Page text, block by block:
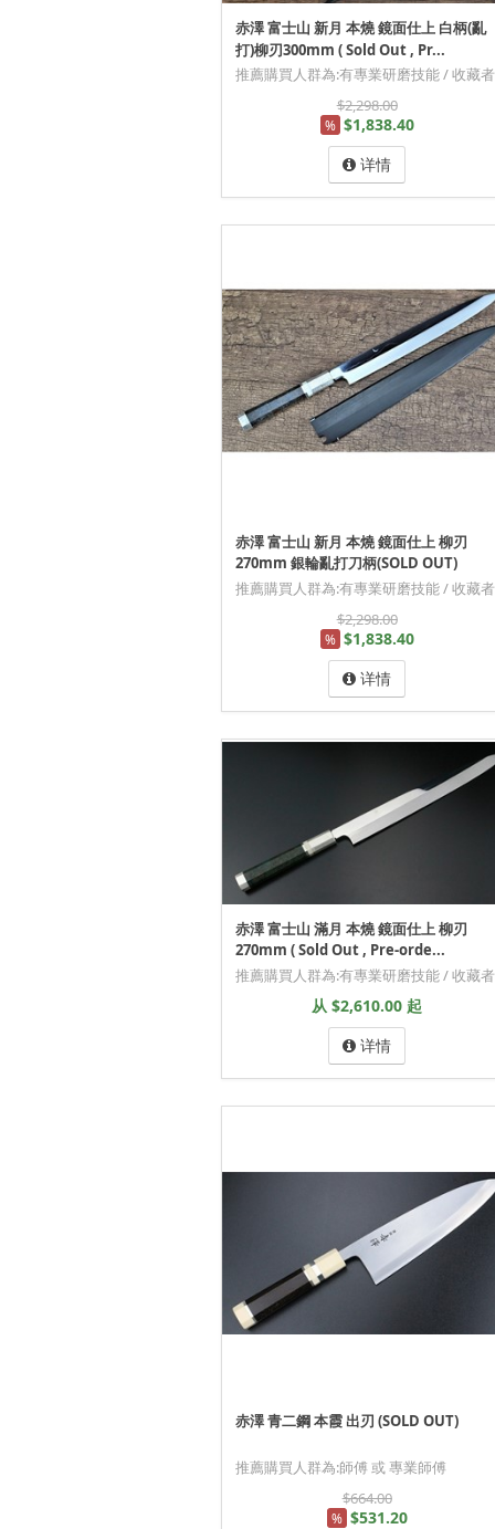
赤澤 富士山 新月 本燒 鏡面仕上 白柄(亂
打)柳刃300mm ( Sold Out , Pr...
推薦購買人群為:有專業研磨技能 / 收藏者
$2,298.00
% $1,838.40
详情
赤澤 富士山 新月 本燒 鏡面仕上 柳刃
270mm 銀輪亂打刀柄(SOLD OUT)
推薦購買人群為:有專業研磨技能 / 收藏者
$2,298.00
% $1,838.40
详情
赤澤 富士山 滿月 本燒 鏡面仕上 柳刃
270mm ( Sold Out , Pre-orde...
推薦購買人群為:有專業研磨技能 / 收藏者
从 $2,610.00 起
详情
赤澤 青二鋼 本霞 出刃 (SOLD OUT)
推薦購買人群為:師傅 或 專業師傅
$664.00
% $531.20